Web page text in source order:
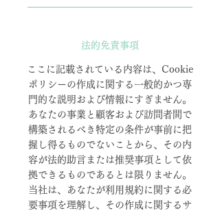
法的免責事項
ここに記載されている内容は、Cookie
ポリシーの作成に関する一般的かつ専
門的な説明および情報にすぎません。
あなたの事業と顧客および訪問者間で
構築されるべき特定の条件が事前に把
握し得るものでないことから、その内
容が法的助言または推奨事項として依
拠できるものであるとは限りません。
当社は、あなたが利用規約に関する必
要事項を理解し、その作成に関するサ